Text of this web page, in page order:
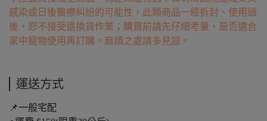
感染或日後醫療糾紛的可能性，此類商品一經拆封、使用過
後，恕不接受退換貨作業；購買前請先仔細考量，是否適合
家中寵物使用再訂購。麻煩之處請多見諒。
運送方式
📌一般宅配